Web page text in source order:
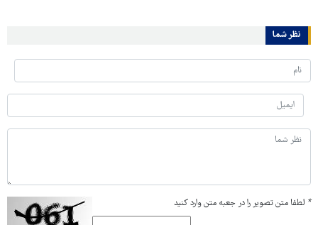
نظر شما
* لطفا متن تصویر را در جعبه متن وارد کنید